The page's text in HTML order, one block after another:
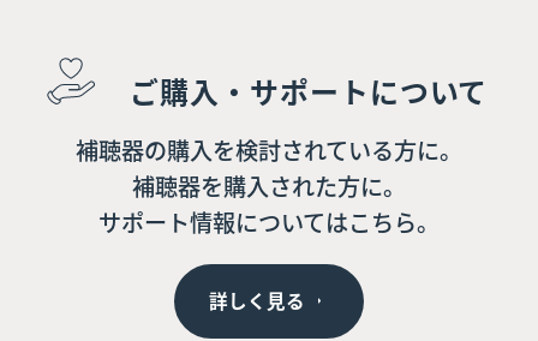
ご購入・サポートについて
補聴器の購入を検討されている方に。
補聴器を購入された方に。
サポート情報についてはこちら。
詳しく見る